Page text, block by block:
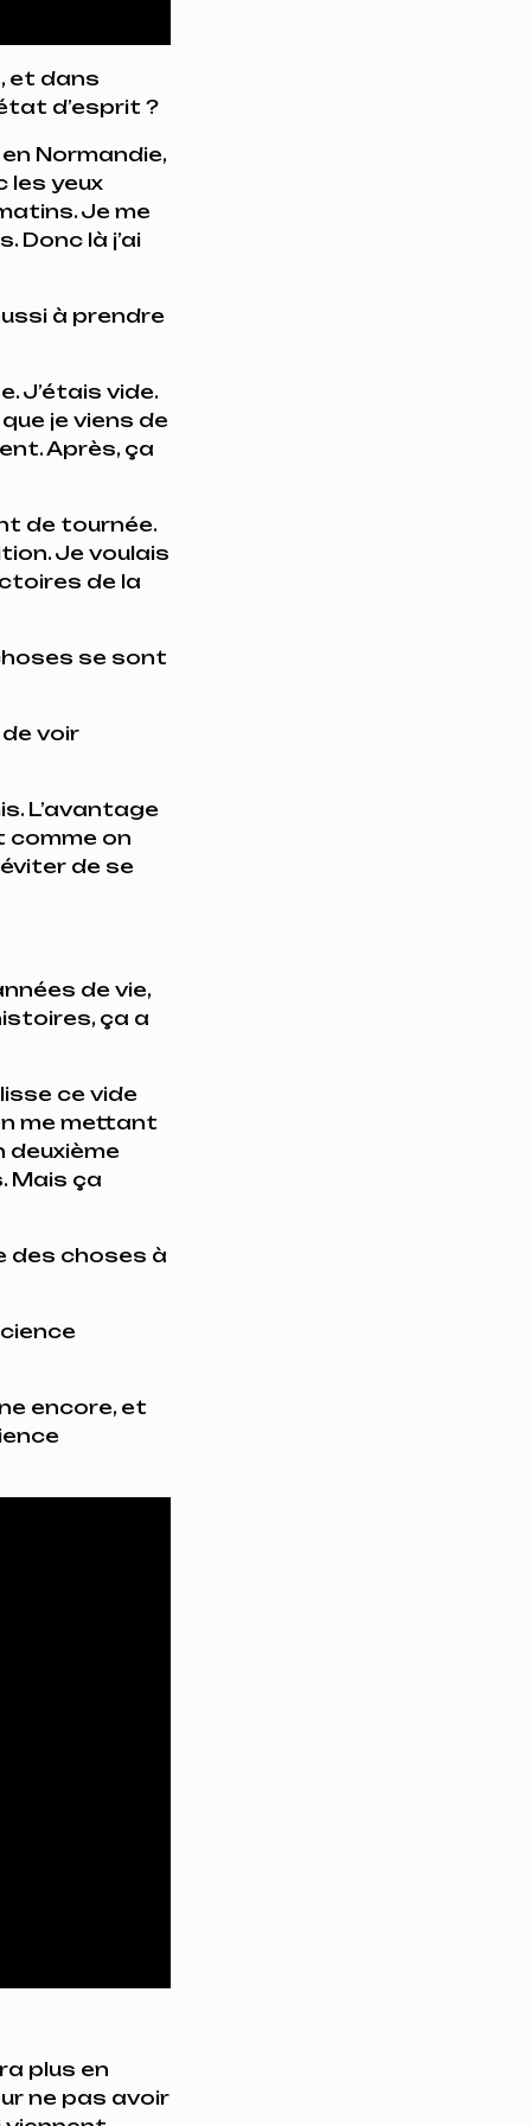
et dans
d’esprit ?
Normandie,
les yeux
Je me
Donc là j’ai
à prendre
J’étais vide.
je viens de
Après, ça
de tournée.
Je voulais
de la
se sont
voir
L’avantage
comme on
de se
de vie,
ça a
ce vide
me mettant
deuxième
Mais ça
des choses à
encore, et
plus en
ne pas avoir